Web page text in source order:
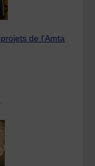
de l’Amta